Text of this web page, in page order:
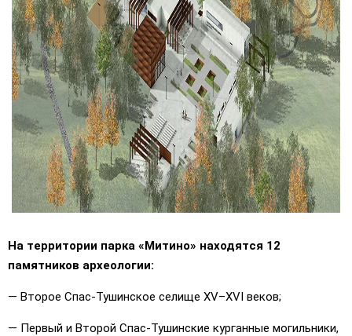
На территории парка «Митино» находятся 12
памятников археологии:
— Второе Спас-Тушинское селище XV–XVI веков;
— Первый и Второй Спас-Тушинские курганные могильники,